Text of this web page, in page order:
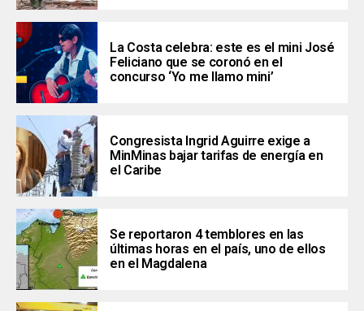
La Costa celebra: este es el mini José
Feliciano que se coronó en el
concurso ‘Yo me llamo mini’
Congresista Ingrid Aguirre exige a
MinMinas bajar tarifas de energía en
el Caribe
Se reportaron 4 temblores en las
últimas horas en el país, uno de ellos
en el Magdalena